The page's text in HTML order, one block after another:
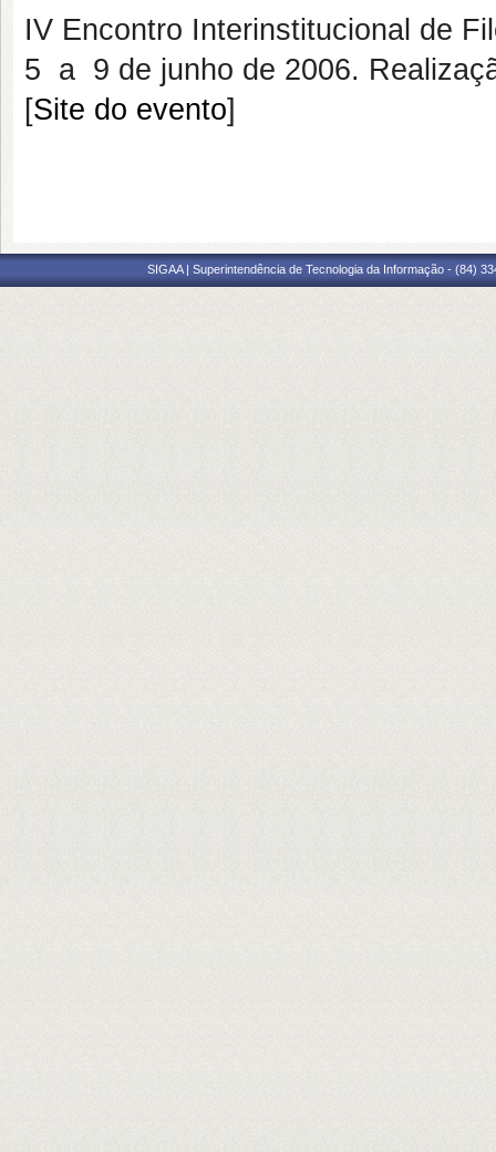
IV Encontro Interinstitucional de
5 a 9 de junho de 2006.
[Site do evento]
SIGAA | Superintendência de Tecnologia da Informação - (84)